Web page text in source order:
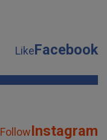
LikeFacebook
FollowInstagram